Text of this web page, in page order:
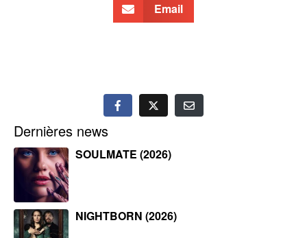
Email
Dernières news
SOULMATE (2026)
NIGHTBORN (2026)